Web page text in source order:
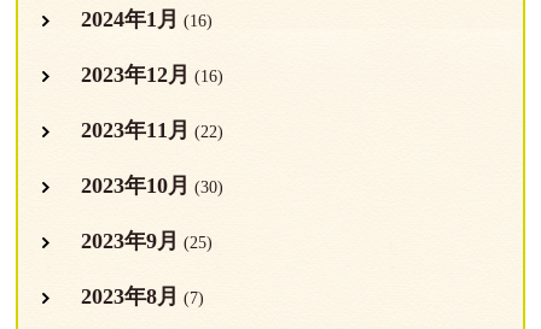
2024年1月 (16)
2023年12月 (16)
2023年11月 (22)
2023年10月 (30)
2023年9月 (25)
2023年8月 (7)